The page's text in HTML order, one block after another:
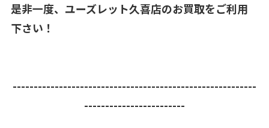
是非一度、ユーズレット久喜店のお買取をご利用
下さい！
----------------------------------------------------------
------------------------